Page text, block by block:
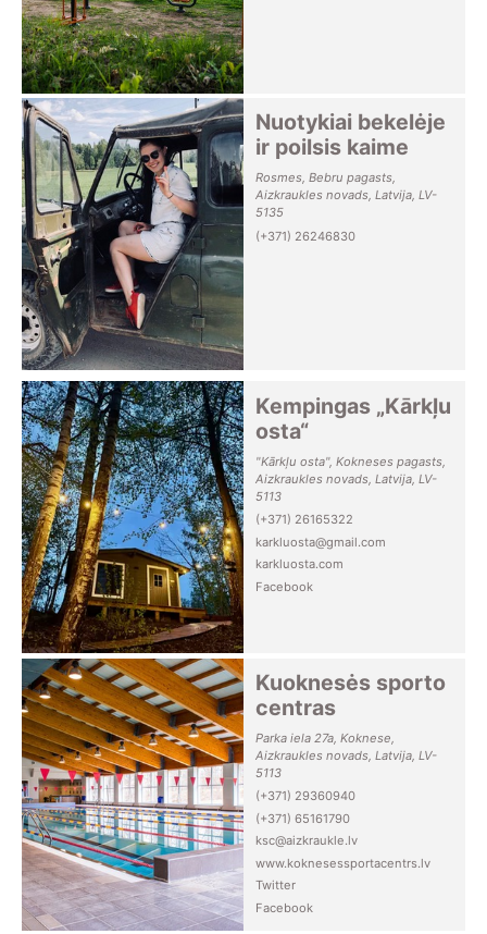
Nuotykiai bekelėje
ir poilsis kaime
Rosmes, Bebru pagasts,
Aizkraukles novads, Latvija, LV-
5135
(+371) 26246830
Kempingas „Kārkļu
osta“
"Kārkļu osta", Kokneses pagasts,
Aizkraukles novads, Latvija, LV-
5113
(+371) 26165322
karkluosta@gmail.com
karkluosta.com
Facebook
Kuoknesės sporto
centras
Parka iela 27a, Koknese,
Aizkraukles novads, Latvija, LV-
5113
(+371) 29360940
(+371) 65161790
ksc@aizkraukle.lv
www.koknesessportacentrs.lv
Twitter
Facebook